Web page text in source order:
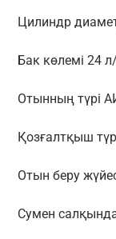
Цилиндр
Бак көлемі 24
Отынның түрі
Қозғалтқыш
Отын беру
Сумен